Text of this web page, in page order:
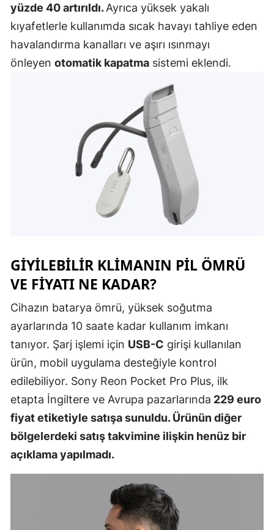
Kırklareli
Niğde
Rize
Sakarya
Samsun
yüzde 40 artırıldı.Ayrıca yüksek yakalı
kıyafetlerle kullanımda sıcak havayı tahliye eden
havalandırma kanalları ve aşırı ısınmayı
önleyen otomatik kapatma sistemi eklendi.
GIYILEBILIR KLIMANIN PIL ÖMRÜ
VE FIYATI NE KADAR?
Cihazın batarya ömrü, yüksek soğutma
ayarlarında 10 saate kadar kullanım imkanı
tanıyor. Şarj işlemi için USB-C girişi kullanılan
ürün, mobil uygulama desteğiyle kontrol
edilebiliyor. Sony Reon Pocket Pro Plus, ilk
etapta İngiltere ve Avrupa pazarlarında 229 euro
fiyat etiketiyle satışa sunuldu. Ürünün diğer
bölgelerdeki satış takvimine ilişkin henüz bir
açıklama yapılmadı.